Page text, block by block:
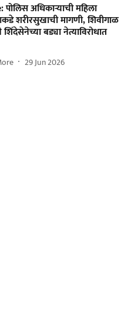
पोलिस अधिकाऱ्याची महिला
शरीरसुखाची मागणी, शिवीगाळ
बड्या नेत्याविरोधात
29 Jun 2026